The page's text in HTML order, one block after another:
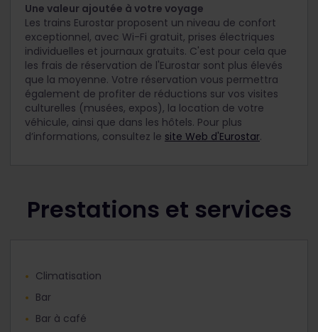
Une valeur ajoutée à votre voyage
Les trains Eurostar proposent un niveau de confort
exceptionnel, avec Wi-Fi gratuit, prises électriques
individuelles et journaux gratuits. C'est pour cela que
les frais de réservation de l'Eurostar sont plus élevés
que la moyenne. Votre réservation vous permettra
également de profiter de réductions sur vos visites
culturelles (musées, expos), la location de votre
véhicule, ainsi que dans les hôtels. Pour plus
d’informations, consultez le site Web d'Eurostar.
Prestations et services
Climatisation
Bar
Bar à café